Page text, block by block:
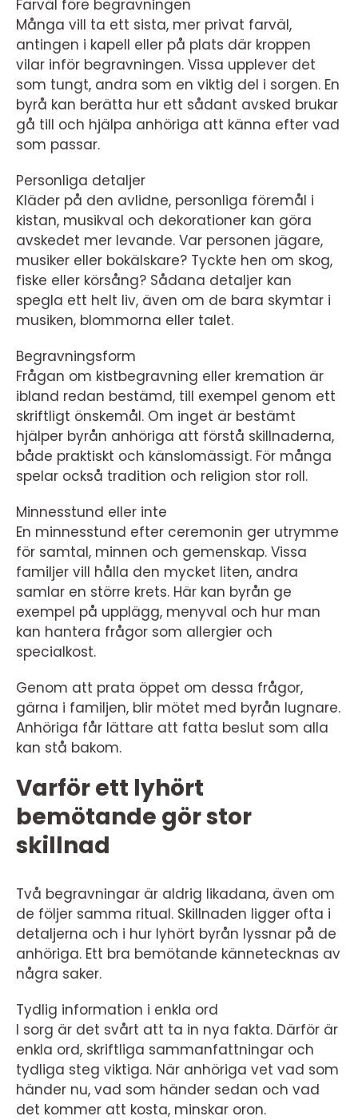
Farväl före begravningen
Många vill ta ett sista, mer privat farväl,
antingen i kapell eller på plats där kroppen
vilar inför begravningen. Vissa upplever det
som tungt, andra som en viktig del i sorgen. En
byrå kan berätta hur ett sådant avsked brukar
gå till och hjälpa anhöriga att känna efter vad
som passar.
Personliga detaljer
Kläder på den avlidne, personliga föremål i
kistan, musikval och dekorationer kan göra
avskedet mer levande. Var personen jägare,
musiker eller bokälskare? Tyckte hen om skog,
fiske eller körsång? Sådana detaljer kan
spegla ett helt liv, även om de bara skymtar i
musiken, blommorna eller talet.
Begravningsform
Frågan om kistbegravning eller kremation är
ibland redan bestämd, till exempel genom ett
skriftligt önskemål. Om inget är bestämt
hjälper byrån anhöriga att förstå skillnaderna,
både praktiskt och känslomässigt. För många
spelar också tradition och religion stor roll.
Minnesstund eller inte
En minnesstund efter ceremonin ger utrymme
för samtal, minnen och gemenskap. Vissa
familjer vill hålla den mycket liten, andra
samlar en större krets. Här kan byrån ge
exempel på upplägg, menyval och hur man
kan hantera frågor som allergier och
specialkost.
Genom att prata öppet om dessa frågor,
gärna i familjen, blir mötet med byrån lugnare.
Anhöriga får lättare att fatta beslut som alla
kan stå bakom.
Varför ett lyhört
bemötande gör stor
skillnad
Två begravningar är aldrig likadana, även om
de följer samma ritual. Skillnaden ligger ofta i
detaljerna och i hur lyhört byrån lyssnar på de
anhöriga. Ett bra bemötande kännetecknas av
några saker.
Tydlig information i enkla ord
I sorg är det svårt att ta in nya fakta. Därför är
enkla ord, skriftliga sammanfattningar och
tydliga steg viktiga. När anhöriga vet vad som
händer nu, vad som händer sedan och vad
det kommer att kosta, minskar oron.